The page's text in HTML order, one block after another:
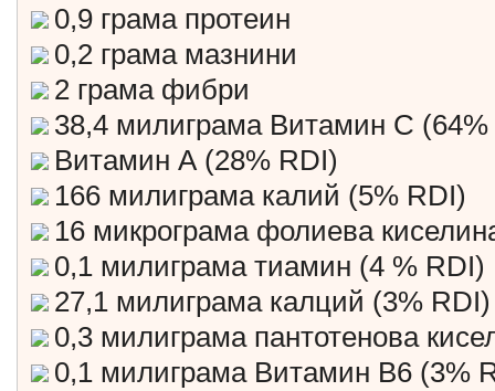
0,9 грама протеин
0,2 грама мазнини
2 грама фибри
38,4 милиграма Витамин С (64%
Витамин А (28% RDI)
166 милиграма калий (5% RDI)
16 микрограма фолиева
0,1 милиграма тиамин (4 % RDI)
27,1 милиграма калций (3% RDI)
0,3 милиграма пантотенова
0,1 милиграма Витамин В6 (3%